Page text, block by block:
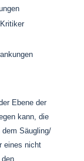
Ebene der
kann, die
Säugling/
eines nicht